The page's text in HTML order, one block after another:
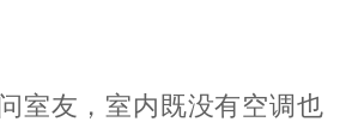
室友，室内既没有空调也